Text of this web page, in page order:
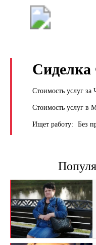
Сиделка
Стоимость услуг за
Стоимость услуг в
Ищет работу: Без